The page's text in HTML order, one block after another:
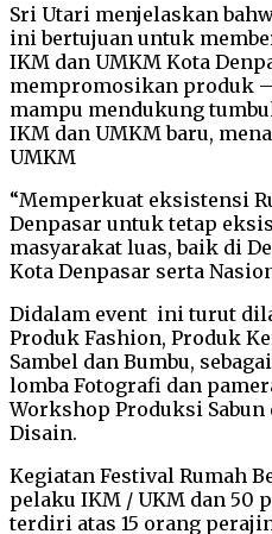
Sri Utari menjelaskan
ini bertujuan untuk
IKM dan UMKM Kota
mempromosikan produk
mampu mendukung
IKM dan UMKM baru,
UMKM
“Memperkuat eksistensi
Denpasar untuk tetap
masyarakat luas, baik di
Kota Denpasar serta
Didalam event ini turut
Produk Fashion, Produk
Sambel dan Bumbu,
lomba Fotografi dan
Workshop Produksi
Disain.
Kegiatan Festival Rumah
pelaku IKM / UKM dan 50
terdiri atas 15 orang